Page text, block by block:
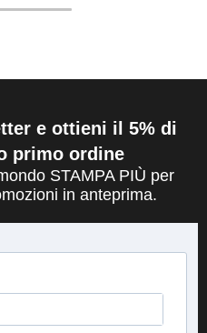
e ottieni il 5% di
primo ordine
STAMPA PIÙ per
in anteprima.